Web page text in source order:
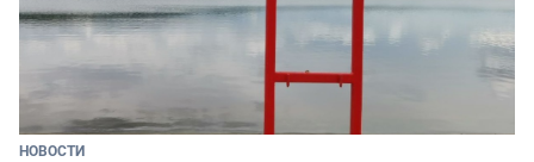
НОВОСТИ